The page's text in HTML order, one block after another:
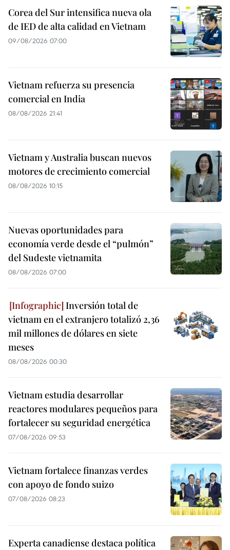
Corea del Sur intensifica nueva ola
de IED de alta calidad en Vietnam
09/08/2026 07:00
Vietnam refuerza su presencia
comercial en India
08/08/2026 21:41
Vietnam y Australia buscan nuevos
motores de crecimiento comercial
08/08/2026 10:15
Nuevas oportunidades para
economía verde desde el “pulmón”
del Sudeste vietnamita
08/08/2026 07:00
Inversión total de
vietnam en el extranjero totalizó 2,36
mil millones de dólares en siete
meses
08/08/2026 00:30
Vietnam estudia desarrollar
reactores modulares pequeños para
fortalecer su seguridad energética
07/08/2026 09:53
Vietnam fortalece finanzas verdes
con apoyo de fondo suizo
07/08/2026 08:23
Experta canadiense destaca política